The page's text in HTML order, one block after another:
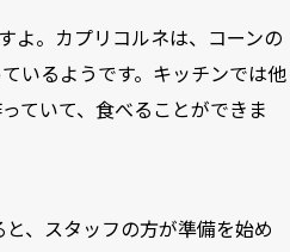
よ。カプリコルネは、コーンの
いるようです。キッチンでは他
ていて、食べることができま
、スタッフの方が準備を始め